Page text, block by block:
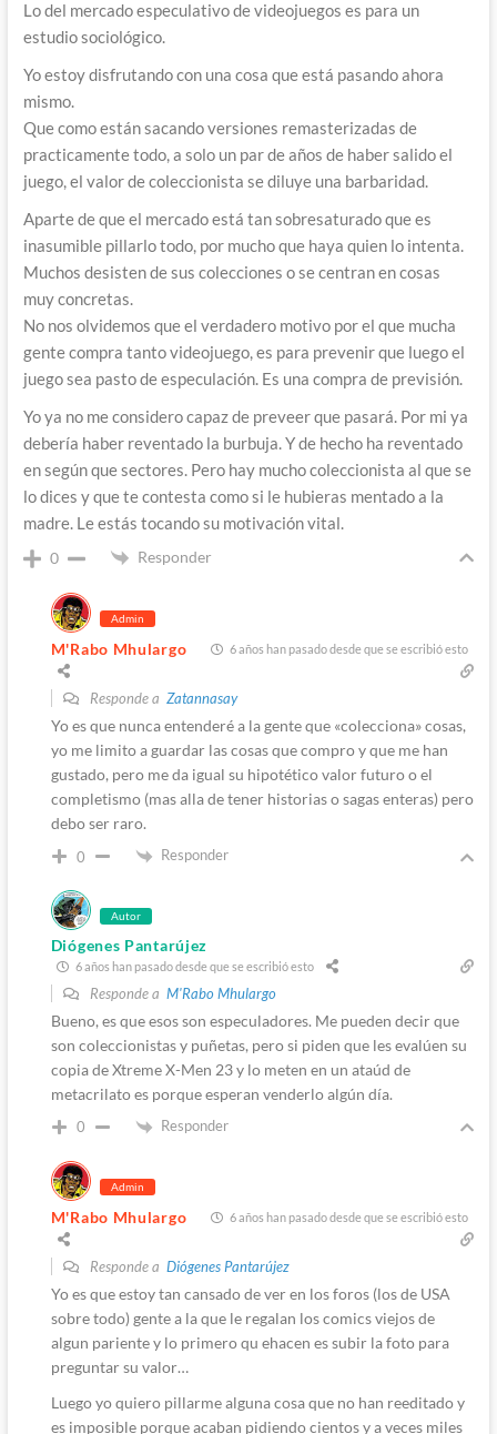
Lo del mercado especulativo de videojuegos es para un
estudio sociológico.
Yo estoy disfrutando con una cosa que está pasando ahora
mismo.
Que como están sacando versiones remasterizadas de
practicamente todo, a solo un par de años de haber salido el
juego, el valor de coleccionista se diluye una barbaridad.
Aparte de que el mercado está tan sobresaturado que es
inasumible pillarlo todo, por mucho que haya quien lo intenta.
Muchos desisten de sus colecciones o se centran en cosas
muy concretas.
No nos olvidemos que el verdadero motivo por el que mucha
gente compra tanto videojuego, es para prevenir que luego el
juego sea pasto de especulación. Es una compra de previsión.
Yo ya no me considero capaz de preveer que pasará. Por mi ya
debería haber reventado la burbuja. Y de hecho ha reventado
en según que sectores. Pero hay mucho coleccionista al que se
lo dices y que te contesta como si le hubieras mentado a la
madre. Le estás tocando su motivación vital.
0 Responder
Admin
M'Rabo Mhulargo 6 años han pasado desde que se escribió esto
Responde a Zatannasay
Yo es que nunca entenderé a la gente que «colecciona» cosas,
yo me limito a guardar las cosas que compro y que me han
gustado, pero me da igual su hipotético valor futuro o el
completismo (mas alla de tener historias o sagas enteras) pero
debo ser raro.
0 Responder
Autor
Diógenes Pantarújez
6 años han pasado desde que se escribió esto
Responde a M'Rabo Mhulargo
Bueno, es que esos son especuladores. Me pueden decir que
son coleccionistas y puñetas, pero si piden que les evalúen su
copia de Xtreme X-Men 23 y lo meten en un ataúd de
metacrilato es porque esperan venderlo algún día.
0 Responder
Admin
M'Rabo Mhulargo 6 años han pasado desde que se escribió esto
Responde a Diógenes Pantarújez
Yo es que estoy tan cansado de ver en los foros (los de USA
sobre todo) gente a la que le regalan los comics viejos de
algun pariente y lo primero qu ehacen es subir la foto para
preguntar su valor…
Luego yo quiero pillarme alguna cosa que no han reeditado y
es imposible porque acaban pidiendo cientos y a veces miles